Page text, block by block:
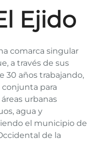
Ejido
comarca singular
a través de sus
30 años trabajando,
para
urbanas
agua y
el municipio de
de la